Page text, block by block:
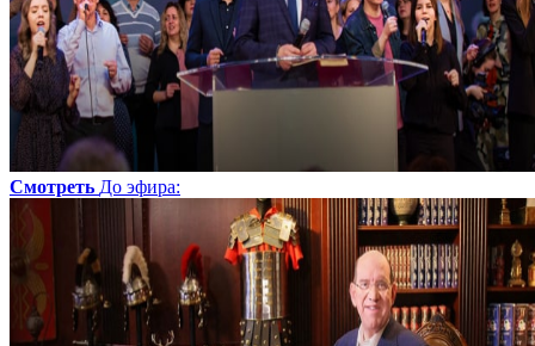
Смотреть До эфира: